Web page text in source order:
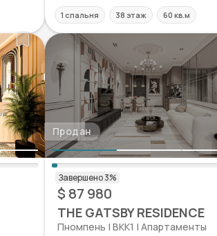
1 спальня 38 этаж 60 кв.м
Продан
$ 87 980
THE GATSBY RESIDENCE
Пномпень | BKK1 | Апартаменты